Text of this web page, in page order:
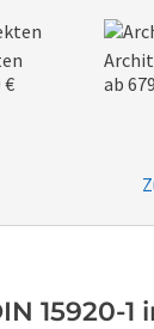
€
ab
15920-1